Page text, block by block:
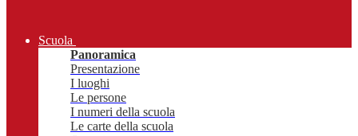
Scuola
Panoramica
Presentazione
I luoghi
Le persone
I numeri della scuola
Le carte della scuola